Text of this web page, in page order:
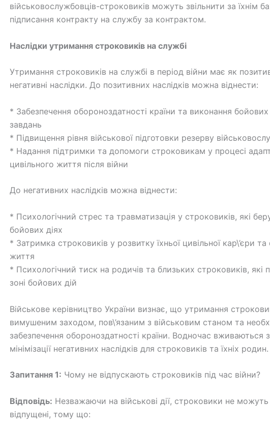
військовослужбовців-строковиків можуть звільнити за їхнім
підписання контракту на службу за контрактом.
Наслідки утримання строковиків на службі
Утримання строковиків на службі в період війни має як
негативні наслідки. До позитивних наслідків можна віднести:
* Забезпечення обороноздатності країни та виконання
завдань
* Підвищення рівня військової підготовки резерву
* Надання підтримки та допомоги строковикам у процесі
цивільного життя після війни
До негативних наслідків можна віднести:
* Психологічний стрес та травматизація у строковиків, які
бойових діях
* Затримка строковиків у розвитку їхньої цивільної кар\’єри
життя
* Психологічний тиск на родичів та близьких строковиків, які
зоні бойових дій
Військове керівництво України визнає, що утримання
вимушеним заходом, пов\’язаним з військовим станом та
забезпечення обороноздатності країни. Водночас вживаються
мінімізації негативних наслідків для строковиків та їхніх родин.
Запитання 1: Чому не відпускають строковиків під час війни?
Відповідь: Незважаючи на військові дії, строковики не
відпущені, тому що: